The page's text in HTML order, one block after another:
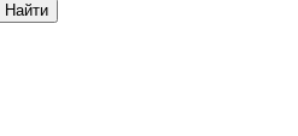
Найти